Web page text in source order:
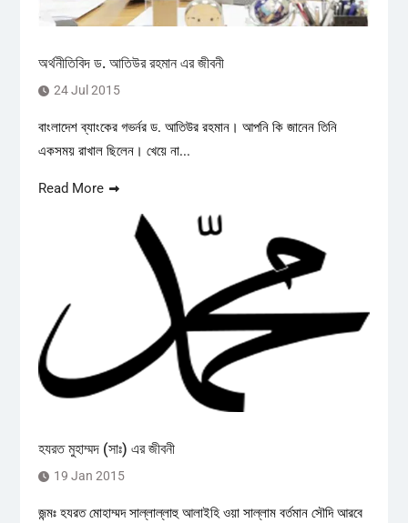
অর্থনীতিবিদ ড. আতিউর রহমান এর জীবনী
24 Jul 2015
বাংলাদেশ ব্যাংকের গভর্নর ড. আতিউর রহমান। আপনি কি জানেন তিনি
একসময় রাখাল ছিলেন। খেয়ে না...
Read More
হযরত মুহাম্মদ (সাঃ) এর জীবনী
19 Jan 2015
জন্মঃ হযরত মোহাম্মদ সাল্লাল্লাহু আলাইহি ওয়া সাল্লাম বর্তমান সৌদি আরবে